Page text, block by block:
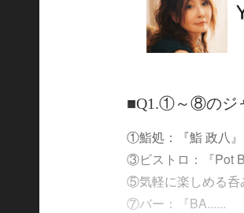
■Q1.①～⑧のジ
①鮨処：『鮨 政八』
③ビストロ：『Pot
⑤気軽に楽しめる呑
⑦バー：『BA......